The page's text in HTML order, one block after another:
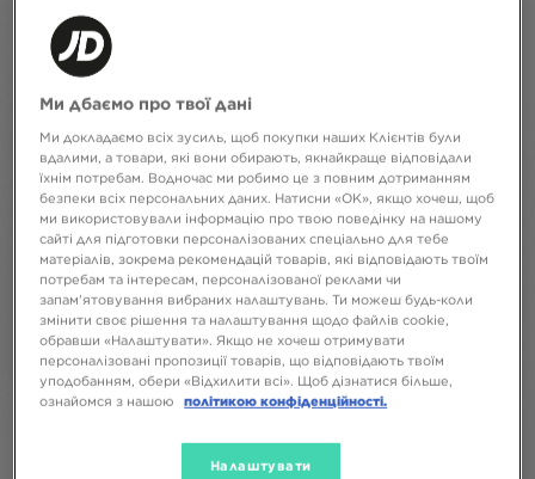
Ми дбаємо про твої дані
Ми докладаємо всіх зусиль, щоб покупки наших Клієнтів були
вдалими, а товари, які вони обирають, якнайкраще відповідали
їхнім потребам. Водночас ми робимо це з повним дотриманням
безпеки всіх персональних даних. Натисни «OK», якщо хочеш, щоб
ми використовували інформацію про твою поведінку на нашому
сайті для підготовки персоналізованих спеціально для тебе
матеріалів, зокрема рекомендацій товарів, які відповідають твоїм
потребам та інтересам, персоналізованої реклами чи
запам’ятовування вибраних налаштувань. Ти можеш будь-коли
змінити своє рішення та налаштування щодо файлів cookie,
обравши «Налаштувати». Якщо не хочеш отримувати
персоналізовані пропозиції товарів, що відповідають твоїм
уподобанням, обери «Відхилити всі». Щоб дізнатися більше,
ознайомся з нашою
політикою конфіденційності.
Налаштувати